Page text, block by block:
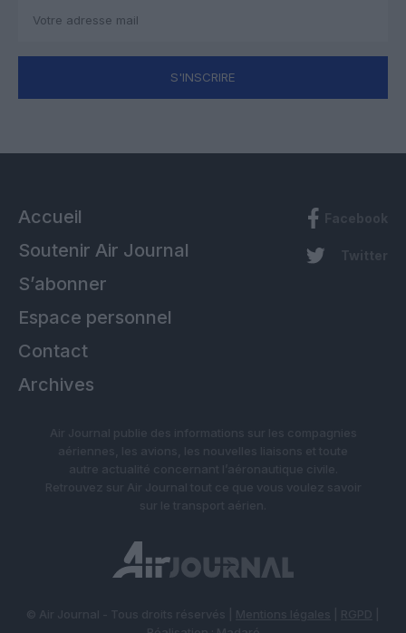
S'INSCRIRE
Accueil
Soutenir Air Journal
S’abonner
Espace personnel
Contact
Archives